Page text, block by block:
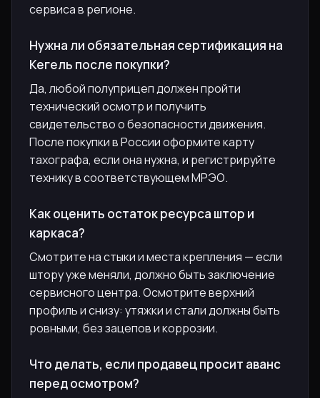
сервиса в регионе.
Нужна ли обязательная сертификация на
Кегель после покупки?
Да, любой полуприцеп должен пройти
технический осмотр и получить
свидетельство о безопасности движения.
После покупки в России оформите карту
тахографа, если она нужна, и регистрируйте
технику в соответствующем МРЭО.
Как оценить остаток ресурса штор и
каркаса?
Смотрите на стыки и места крепления — если
штору уже меняли, должно быть заключение
сервисного центра. Осмотрите верхний
профиль и снизу: утяжки и стали должны быть
ровными, без зацепов и коррозии.
Что делать, если продавец просит аванс
перед осмотром?